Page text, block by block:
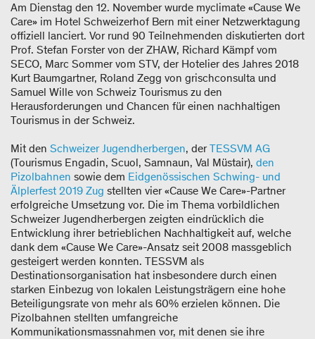
Am Dienstag den 12. November wurde myclimate «Cause We
Care» im Hotel Schweizerhof Bern mit einer Netzwerktagung
offiziell lanciert. Vor rund 90 Teilnehmenden diskutierten dort
Prof. Stefan Forster von der ZHAW, Richard Kämpf vom
SECO, Marc Sommer vom STV, der Hotelier des Jahres 2018
Kurt Baumgartner, Roland Zegg von grischconsulta und
Samuel Wille von Schweiz Tourismus zu den
Herausforderungen und Chancen für einen nachhaltigen
Tourismus in der Schweiz.
Mit den Schweizer Jugendherbergen, derTESSVM AG
(Tourismus Engadin, Scuol, Samnaun, Val Müstair), den
Pizolbahnen sowie dem Eidgenössischen Schwing- und
Älplerfest 2019 Zug stellten vier «Cause We Care»-Partner
erfolgreiche Umsetzung vor. Die im Thema vorbildlichen
Schweizer Jugendherbergen zeigten eindrücklich die
Entwicklung ihrer betrieblichen Nachhaltigkeit auf, welche
dank dem «Cause We Care»-Ansatz seit 2008 massgeblich
gesteigert werden konnten. TESSVM als
Destinationsorganisation hat insbesondere durch einen
starken Einbezug von lokalen Leistungsträgern eine hohe
Beteiligungsrate von mehr als 60% erzielen können. Die
Pizolbahnen stellten umfangreiche
Kommunikationsmassnahmen vor, mit denen sie ihre